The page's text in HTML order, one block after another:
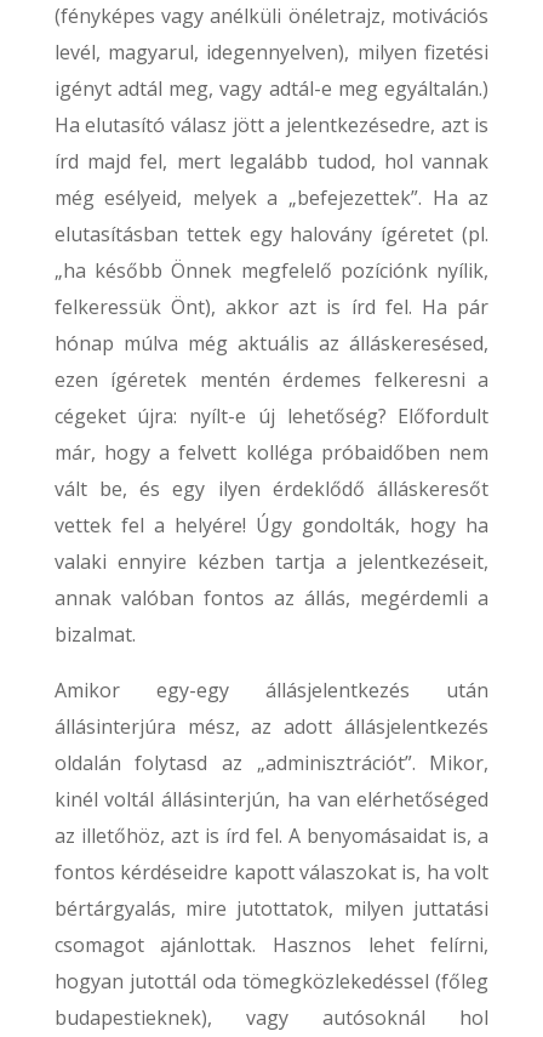
(fényképes vagy anélküli önéletrajz, motivációs
levél, magyarul, idegennyelven), milyen fizetési
igényt adtál meg, vagy adtál-e meg egyáltalán.)
Ha elutasító válasz jött a jelentkezésedre, azt is
írd majd fel, mert legalább tudod, hol vannak
még esélyeid, melyek a „befejezettek”. Ha az
elutasításban tettek egy halovány ígéretet (pl.
„ha később Önnek megfelelő pozíciónk nyílik,
felkeressük Önt), akkor azt is írd fel. Ha pár
hónap múlva még aktuális az álláskeresésed,
ezen ígéretek mentén érdemes felkeresni a
cégeket újra: nyílt-e új lehetőség? Előfordult
már, hogy a felvett kolléga próbaidőben nem
vált be, és egy ilyen érdeklődő álláskeresőt
vettek fel a helyére! Úgy gondolták, hogy ha
valaki ennyire kézben tartja a jelentkezéseit,
annak valóban fontos az állás, megérdemli a
bizalmat.
Amikor egy-egy állásjelentkezés után
állásinterjúra mész, az adott állásjelentkezés
oldalán folytasd az „adminisztrációt”. Mikor,
kinél voltál állásinterjún, ha van elérhetőséged
az illetőhöz, azt is írd fel. A benyomásaidat is, a
fontos kérdéseidre kapott válaszokat is, ha volt
bértárgyalás, mire jutottatok, milyen juttatási
csomagot ajánlottak. Hasznos lehet felírni,
hogyan jutottál oda tömegközlekedéssel (főleg
budapestieknek), vagy autósoknál hol